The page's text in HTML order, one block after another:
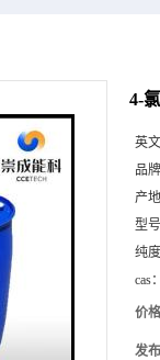
4-
英
品
产
型
纯
cas
价
发